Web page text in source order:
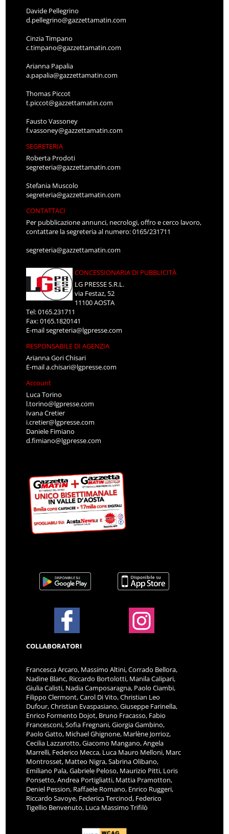
Davide Pellegrino
d.pellegrino@gazzettamatin.com
Cinzia Timpano
c.timpano@gazzettamatin.com
Arianna Papalia
a.papalia@gazzettamatin.com
Thomas Piccot
t.piccot@gazzettamatin.com
Fausto Vassoney
f.vassoney@gazzettamatin.com
SEGRETERIA
Roberta Prodoti
segreteria@gazzettamatin.com
Stefania Muscolo
segreteria@gazzettamatin.com
CONTATTACI
Per pubblicazione annunci, necrologi, offro e cerco lavoro,
contattare la segreteria al numero: 0165/231711
segreteria@gazzettamatin.com
CONCESSIONARIA DI PUBBLICITÀ
LG PRESSE S.R.L.
via Festaz, 52
11100 AOSTA
Tel: 0165.231711
Fax: 0165.1820141
E-mailsegreteria@lgpresse.com
RESPONSABILE DI AGENZIA
Arianna Gori Chisari
E-maila.chisari@lgpresse.com
Account
Luca Torino
l.torino@lgpresse.com
Ivana Cretier
i.cretier@lgpresse.com
Daniele Fimiano
d.fimiano@lgpresse.com
COLLABORATORI
Francesca Arcaro, Massimo Altini, Corrado Bellora,
Nadine Blanc, Riccardo Bortolotti, Manila Calipari,
Giulia Calisti, Nadia Camposaragna, Paolo Ciambi,
Filippo Clermont, Carol Di Vito, Christian Leo
Dufour, Christian Evaspasiano, Giuseppe Farinella,
Enrico Formento Dojot, Bruno Fracasso, Fabio
Francesconi, Sofia Fregnani, Giorgia Gambino,
Paolo Gatto, Michael Ghignone, Marlène Jorrioz,
Cecilia Lazzarotto, Giacomo Mangano, Angela
Marrelli, Federico Mecca, Luca Mauro Melloni, Marc
Montrosset, Matteo Nigra, Sabrina Olibano,
Emiliano Pala, Gabriele Peloso, Maurizio Pitti, Loris
Ponsetto, Andrea Portigliatti, Mattia Pramotton,
Deniel Pession, Raffaele Romano, Enrico Ruggeri,
Riccardo Savoye, Federica Tercinod, Federico
Tigellio Benvenuto, Luca Massimo Trifilò